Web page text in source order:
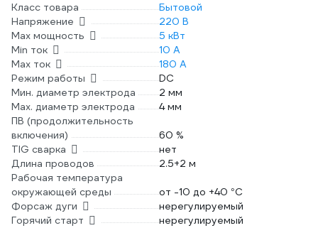
Класс товара
Бытовой
Напряжение
220 В
Max мощность
5 кВт
Min ток
10 А
Max ток
180 А
Режим работы
DC
Мин. диаметр электрода
2 мм
Мах. диаметр электрода
4 мм
ПВ (продолжительность
включения)
60 %
TIG сварка
нет
Длина проводов
2.5+2 м
Рабочая температура
окружающей среды
от -10 до +40 °С
Форсаж дуги
нерегулируемый
Горячий старт
нерегулируемый